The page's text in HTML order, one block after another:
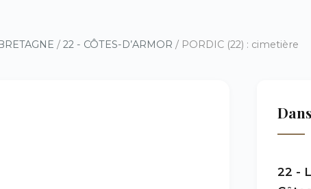
/ 22 - CÔTES-D’ARMOR / PORDIC (22) : cimetière
22 -